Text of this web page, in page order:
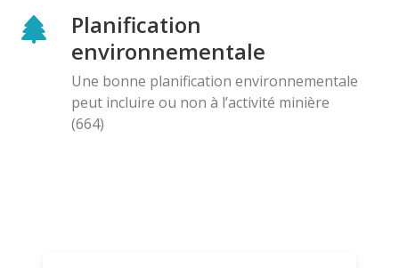
Planification
environnementale
Une bonne planification environnementale
peut incluire ou non à l’activité minière
(664)